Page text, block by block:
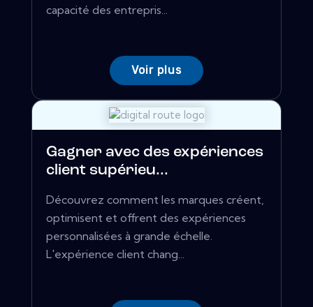
capacité des entrepris...
Voir plus
Gagner avec des expériences
client supérieu...
Découvrez comment les marques créent,
optimisent et offrent des expériences
personnalisées à grande échelle.
L'expérience client chang...